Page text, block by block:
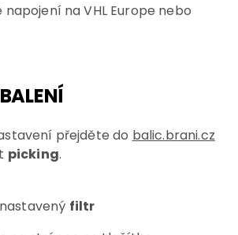
na VHL Europe nebo
přejděte do balic.brani.cz
picking.
filtr